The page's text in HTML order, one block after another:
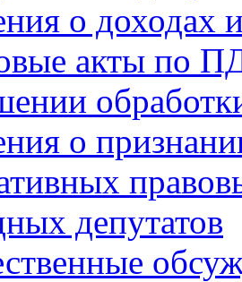
о доходах
акты по
о
депутатов